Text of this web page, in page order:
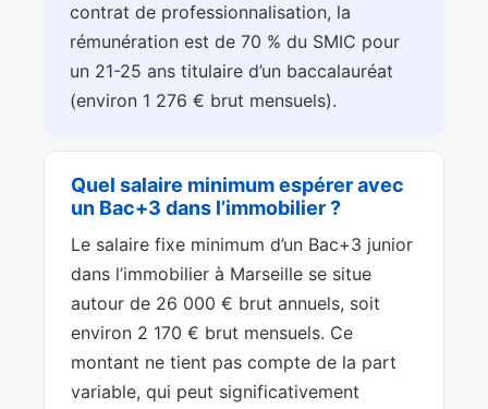
contrat de professionnalisation, la
rémunération est de 70 % du SMIC pour
un 21-25 ans titulaire d’un baccalauréat
(environ 1 276 € brut mensuels).
Quel salaire minimum espérer avec
un Bac+3 dans l’immobilier ?
Le salaire fixe minimum d’un Bac+3 junior
dans l’immobilier à Marseille se situe
autour de 26 000 € brut annuels, soit
environ 2 170 € brut mensuels. Ce
montant ne tient pas compte de la part
variable, qui peut significativement